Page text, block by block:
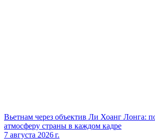
Вьетнам через объектив Ли Хоанг Лонга:
атмосферу страны в каждом кадре
7 августа 2026 г.